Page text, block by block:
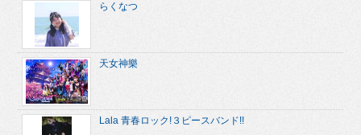
らくなつ
天女神樂
Lala 青春ロック!３ピースバンド!!